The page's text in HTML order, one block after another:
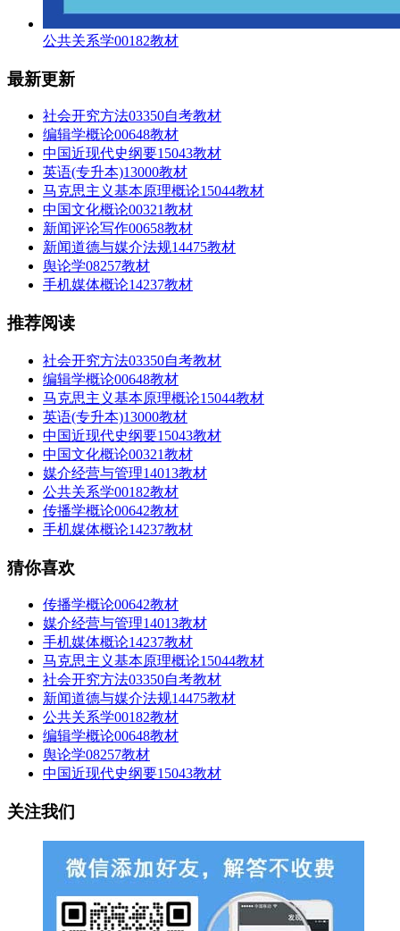
公共关系学00182教材
最新更新
社会开究方法03350自考教材
编辑学概论00648教材
中国近现代史纲要15043教材
英语(专升本)13000教材
马克思主义基本原理概论15044教材
中国文化概论00321教材
新闻评论写作00658教材
新闻道德与媒介法规14475教材
舆论学08257教材
手机媒体概论14237教材
推荐阅读
社会开究方法03350自考教材
编辑学概论00648教材
马克思主义基本原理概论15044教材
英语(专升本)13000教材
中国近现代史纲要15043教材
中国文化概论00321教材
媒介经营与管理14013教材
公共关系学00182教材
传播学概论00642教材
手机媒体概论14237教材
猜你喜欢
传播学概论00642教材
媒介经营与管理14013教材
手机媒体概论14237教材
马克思主义基本原理概论15044教材
社会开究方法03350自考教材
新闻道德与媒介法规14475教材
公共关系学00182教材
编辑学概论00648教材
舆论学08257教材
中国近现代史纲要15043教材
关注我们